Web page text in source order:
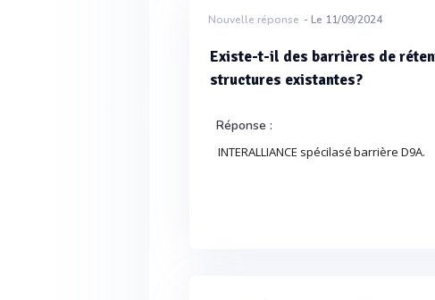
Nouvelle réponse - Le 11/09/2024
Existe-t-il des barrières de
structures existantes?
Réponse :
INTERALLIANCE spécilasé barrière D9A.